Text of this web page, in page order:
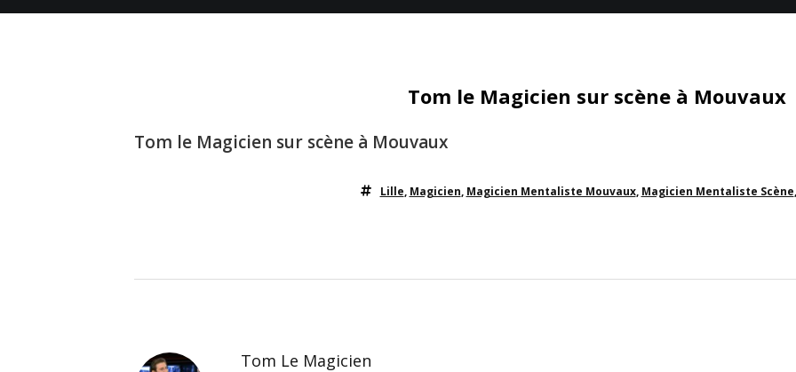
Tom le Magicien sur scène à Mouvaux
Tom le Magicien sur scène à Mouvaux
Lille, Magicien, Magicien Mentaliste Mouvaux, Magicien Mentaliste Scène,
Tom Le Magicien